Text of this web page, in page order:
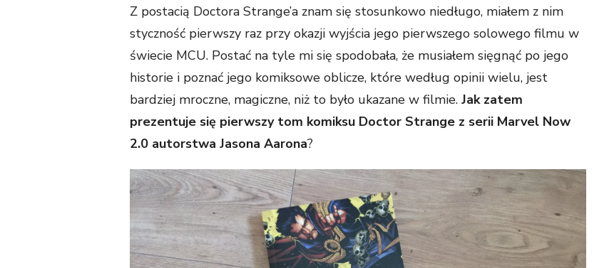
Z postacią Doctora Strange’a znam się stosunkowo niedługo, miałem z nim
styczność pierwszy raz przy okazji wyjścia jego pierwszego solowego filmu w
świecie MCU. Postać na tyle mi się spodobała, że musiałem sięgnąć po jego
historie i poznać jego komiksowe oblicze, które według opinii wielu, jest
bardziej mroczne, magiczne, niż to było ukazane w filmie. Jak zatem
prezentuje się pierwszy tom komiksu Doctor Strange z serii Marvel Now
2.0 autorstwa Jasona Aarona?